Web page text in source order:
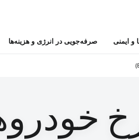
ایمنی صرفه‌جویی در انرژی و هزینه‌ها